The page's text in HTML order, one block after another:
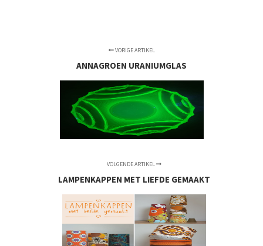
VORIGE ARTIKEL
ANNAGROEN URANIUMGLAS
VOLGENDE ARTIKEL
LAMPENKAPPEN MET LIEFDE GEMAAKT